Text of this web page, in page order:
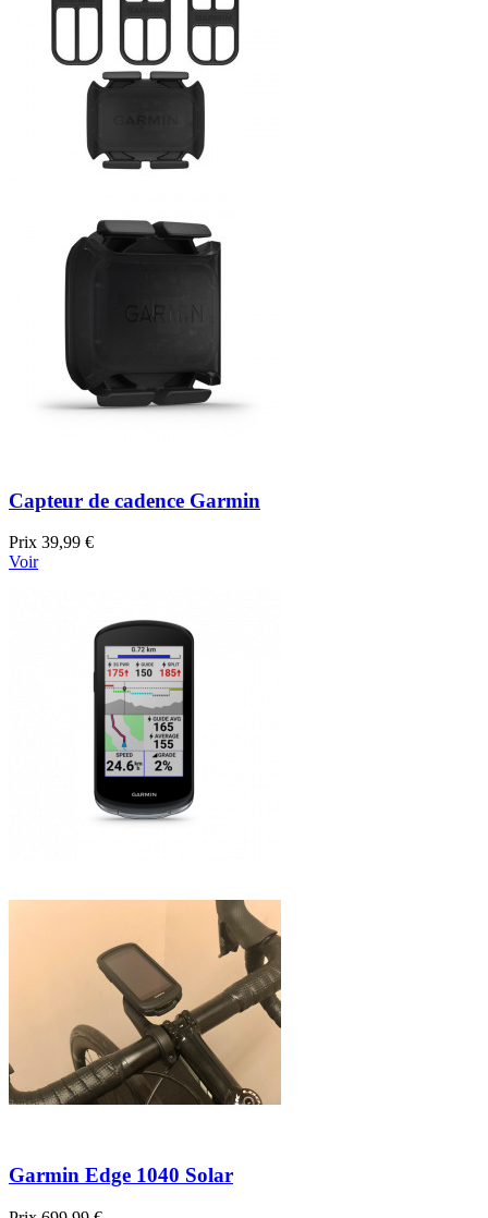
Capteur de cadence Garmin
Prix 39,99 €
Voir
Garmin Edge 1040 Solar